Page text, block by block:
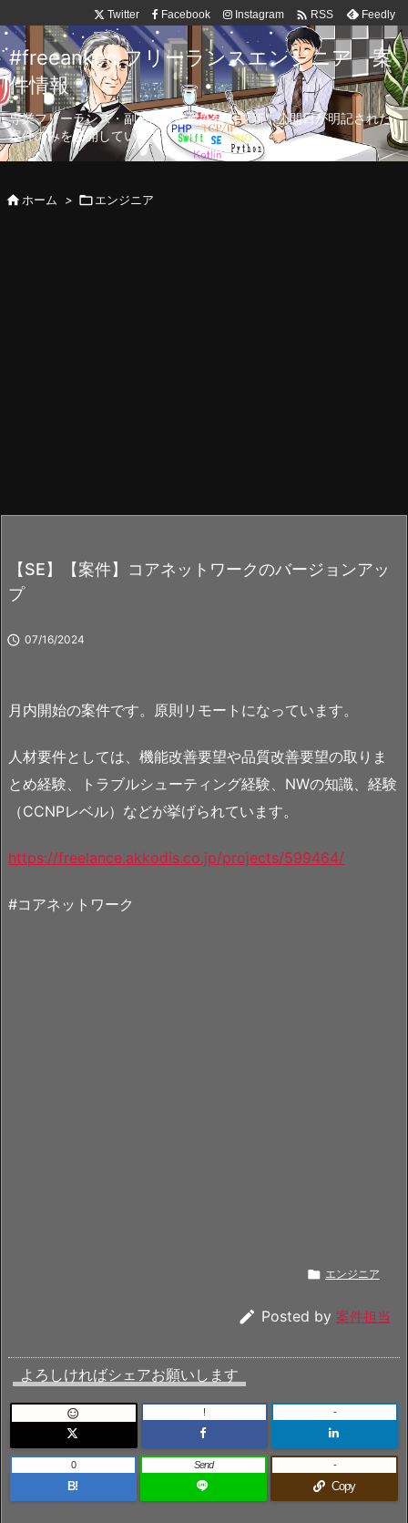
Twitter Facebook Instagram  RSS Feedly
#freeanken フリーランスエンジニア 案
件情報
専業フリーランス・副業向け案件を毎日更新！公開日が明記された
案件のみを公開しています。
ホーム > エンジニア
【SE】【案件】コアネットワークのバージョンアッ
プ
 07/16/2024
月内開始の案件です。原則リモートになっています。
人材要件としては、機能改善要望や品質改善要望の取りま
とめ経験、トラブルシューティング経験、NWの知識、経験
（CCNPレベル）などが挙げられています。
https://freelance.akkodis.co.jp/projects/599464/
#コアネットワーク
 エンジニア
 Posted by 案件担当
よろしければシェアお願いします
 ! -
B!
0 Send
Copy
-